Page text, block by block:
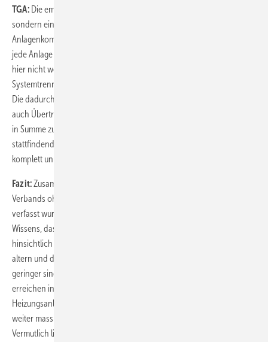
TGA: Die empfohlenen Maßnahmen entsprechen keiner Sanierung,
sondern einem Austausch bzw. Nachrüsten von
Anlagenkomponenten. Dass eine funktionierende Hydraulik (MAG) für
jede Anlage elementar wichtig ist, erklärt sich von selbst und muss
hier nicht weiter ausgeführt werden. Durch den Einbau einer
Systemtrennung werden lediglich die Primärkomponenten geschützt.
Die dadurch zum Teil unerwünscht hohen Rücklauftemperaturen als
auch Übertragungsverluste führen bei der heutigen Brennwerttechnik
in Summe zu Einbußen im Wirkungsgrad. Der am Kunststoffrohr
stattfindende thermooxidative Abbau bleibt in der Darstellung
komplett unberücksichtigt.
Fazit:Zusammenfassend ist zu sagen, dass die Stellungnahme des
Verbands ohne das erforderliche Wissen zum Stand der Technik
verfasst wurde. Im Gegensatz zu der Stellungnahme ist es Stand des
Wissens, dass die alten, diffusionsoffenen HDPE-Rohre massiv sowohl
hinsichtlich der Rissbildung als auch der Migration der Stabilisatoren
altern und dadurch die mechanischen Eigenschaften deutlich
geringer sind sowie die Sauerstoffdiffusion stark ansteigt. Uns
erreichen in den Wintermonaten täglich Anrufe von
Heizungsanlagenbauern, die trotz dieser nicht neuen „Empfehlungen“
weiter massive Probleme mit den alten Fußbodenheizungen haben.
Vermutlich liegen, wie vom Autor geschildert, bei all den Anlagen